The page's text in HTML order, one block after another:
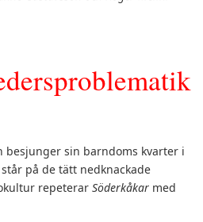
besjunger sin barndoms kvarter i
på de tätt nedknackade
repeterar Söderkåkar med